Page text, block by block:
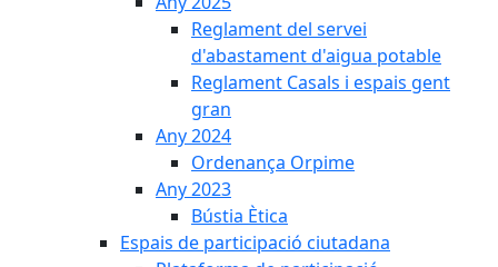
Reglament del servei
d'abastament d'aigua potable
Reglament Casals i espais gent
gran
Any 2024
Ordenança Orpime
Any 2023
Bústia Ètica
Espais de participació ciutadana